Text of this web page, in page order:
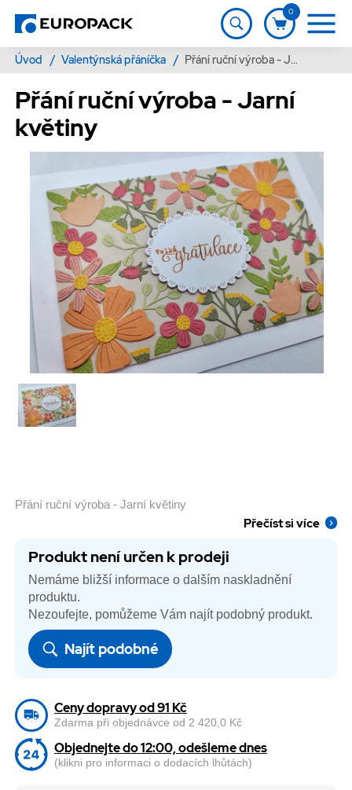
0
Úvod / Valentýnská přáníčka / Přání ruční výroba - Jarní květiny
Přání ruční výroba - Jarní
květiny
Přání ruční výroba - Jarní květiny
Přečíst si více
Produkt není určen k prodeji
Nemáme bližší informace o dalším naskladnění
produktu.
Nezoufejte, pomůžeme Vám najít podobný produkt.
Najít podobné
Ceny dopravy od 91 Kč
Zdarma při objednávce od 2 420,0 Kč
Objednejte do 12:00, odešleme dnes
(klikni pro informaci o dodacích lhůtách)